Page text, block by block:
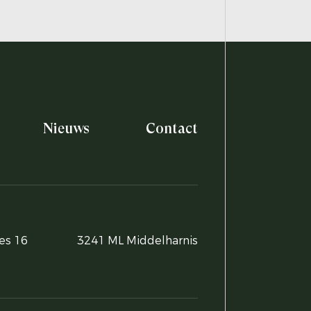
Nieuws Contact
16 3241 ML Middelharnis